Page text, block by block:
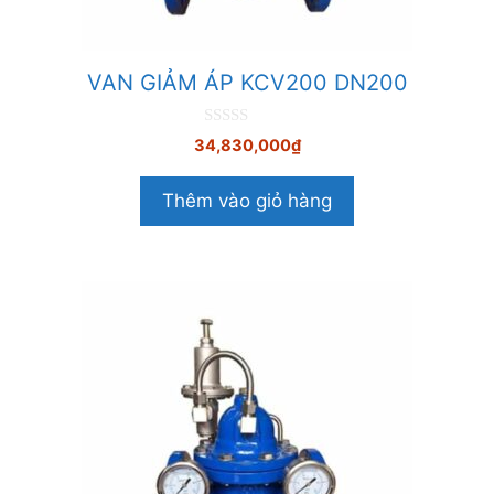
VAN GIẢM ÁP KCV200 DN200
0
n
à
5
34,830,000₫
Thêm vào giỏ hàng